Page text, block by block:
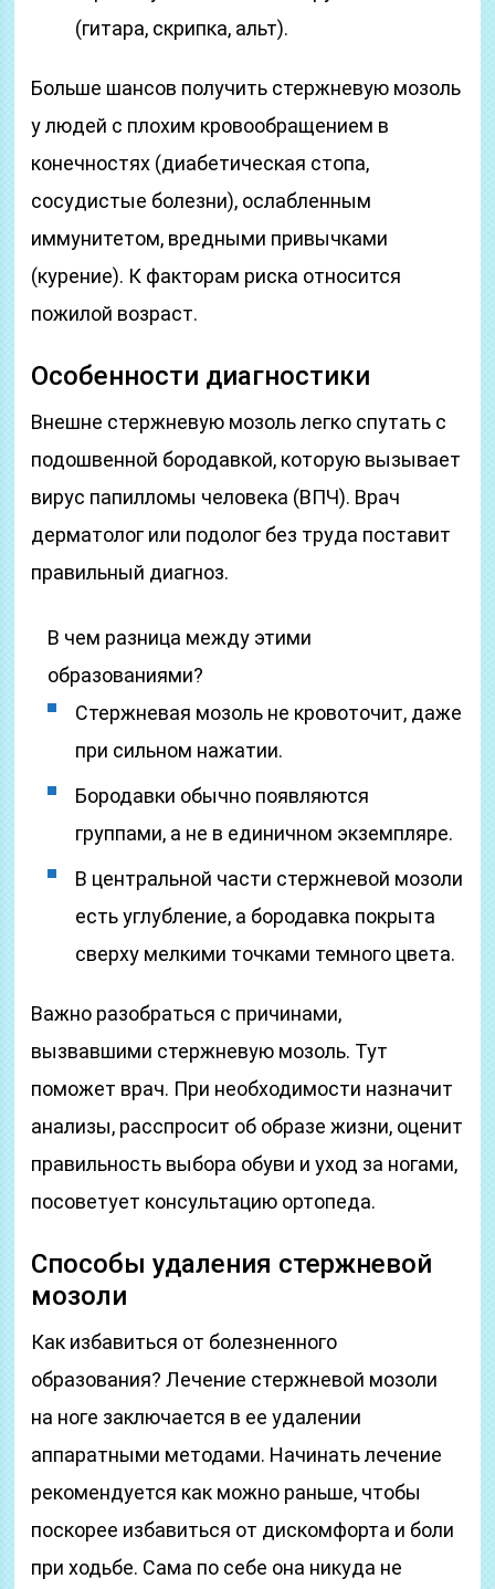
(гитара, скрипка, альт).
Больше шансов получить стержневую мозоль
у людей с плохим кровообращением в
конечностях (диабетическая стопа,
сосудистые болезни), ослабленным
иммунитетом, вредными привычками
(курение). К факторам риска относится
пожилой возраст.
Особенности диагностики
Внешне стержневую мозоль легко спутать с
подошвенной бородавкой, которую вызывает
вирус папилломы человека (ВПЧ). Врач
дерматолог или подолог без труда поставит
правильный диагноз.
В чем разница между этими
образованиями?
Стержневая мозоль не кровоточит, даже
при сильном нажатии.
Бородавки обычно появляются
группами, а не в единичном экземпляре.
В центральной части стержневой мозоли
есть углубление, а бородавка покрыта
сверху мелкими точками темного цвета.
Важно разобраться с причинами,
вызвавшими стержневую мозоль. Тут
поможет врач. При необходимости назначит
анализы, расспросит об образе жизни, оценит
правильность выбора обуви и уход за ногами,
посоветует консультацию ортопеда.
Способы удаления стержневой
мозоли
Как избавиться от болезненного
образования? Лечение стержневой мозоли
на ноге заключается в ее удалении
аппаратными методами. Начинать лечение
рекомендуется как можно раньше, чтобы
поскорее избавиться от дискомфорта и боли
при ходьбе. Сама по себе она никуда не